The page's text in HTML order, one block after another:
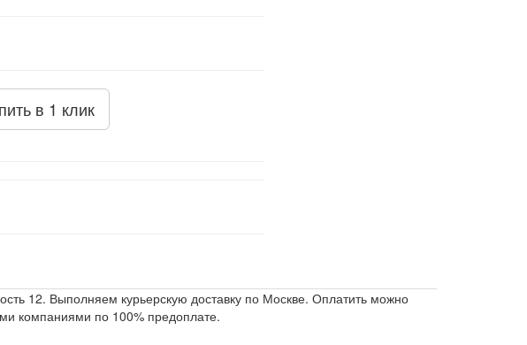
в 1 клик
12. Выполняем курьерскую доставку по Москве. Оплатить можно
компаниями по 100% предоплате.